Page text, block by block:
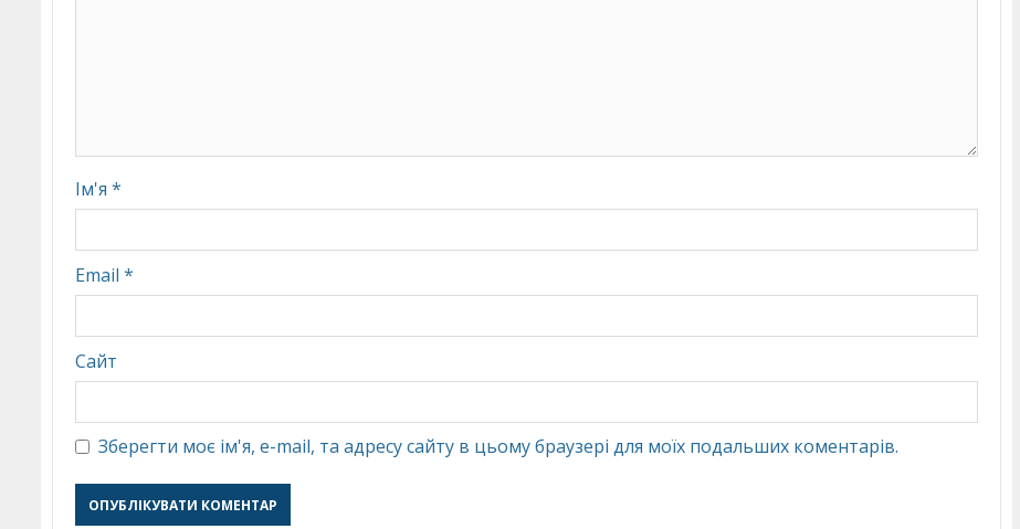
Ім'я *
Email *
Сайт
Зберегти моє ім'я, e-mail, та адресу сайту в цьому браузері для моїх подальших коментарів.